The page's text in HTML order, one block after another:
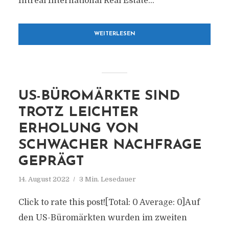
WEITERLESEN
US-BÜROMÄRKTE SIND
TROTZ LEICHTER
ERHOLUNG VON
SCHWACHER NACHFRAGE
GEPRÄGT
14. August 2022 3 Min. Lesedauer
Click to rate this post![Total: 0 Average: 0]Auf
den US-Büromärkten wurden im zweiten